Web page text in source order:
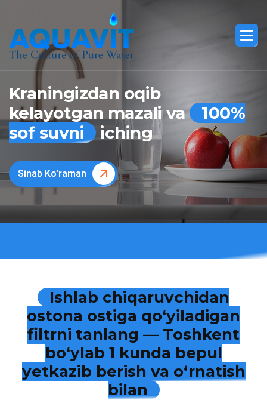
Kraningizdan oqib
kelayotgan mazali va
100%
sof suvni
iching
Sinab Ko'raman
Ishlab chiqaruvchidan
ostona ostiga qo‘yiladigan
filtrni tanlang — Toshkent
bo‘ylab 1 kunda bepul
yetkazib berish va o‘rnatish
bilan